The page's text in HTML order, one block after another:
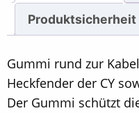
Produktsicherheit
Gummi rund zur
Heckfender der CY
Der Gummi schützt